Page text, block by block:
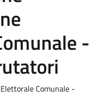
-
Comunale -